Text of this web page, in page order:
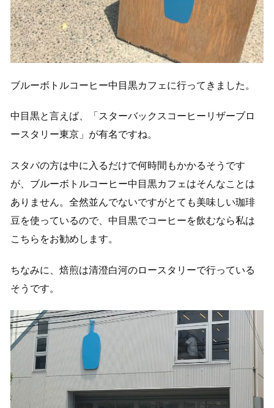
ブルーボトルコーヒー中目黒カフェに行ってきました。
中目黒と言えば、「スターバックスコーヒーリザーブロ
ースタリー東京」が有名ですね。
スタバの方は中に入るだけで何時間もかかるそうです
が、ブルーボトルコーヒー中目黒カフェはそんなことは
ありません。全然並んでないですがとても美味しい珈琲
豆を使っているので、中目黒でコーヒーを飲むなら私は
こちらをお勧めします。
ちなみに、焙煎は清澄白河のロースタリーで行っている
そうです。